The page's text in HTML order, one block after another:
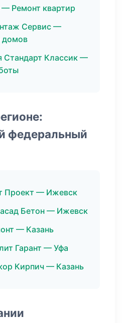
Ремонт квартир
Сервис —
домов
Стандарт Классик —
федеральный
Проект — Ижевск
Бетон — Ижевск
— Казань
Гарант — Уфа
Кирпич — Казань